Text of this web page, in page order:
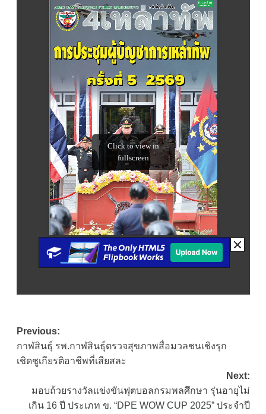
Post
navigation
Previous:
กาฬสินธุ์ รพ.กาฬสินธุ์ตรวจสุขภาพสื่อมวลชนเชิงรุก
เชิดชูเกียรติอาชีพที่เสียสละ
Next:
มอบถ้วยรางวัลแข่งขันฟุตบอลกรมพลศึกษา รุ่นอายุไม่
เกิน 16 ปี ประเภท ข. “DPE WOW CUP 2025” ประจำปี